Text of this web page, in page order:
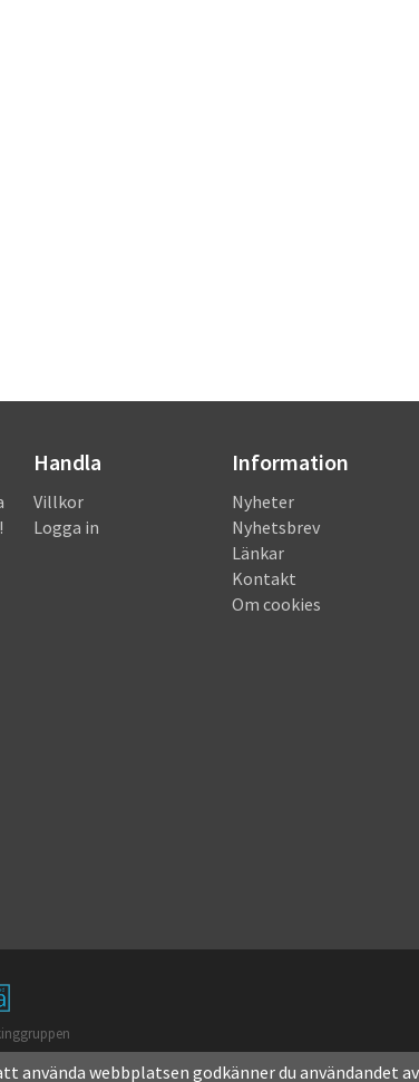
Handla
Villkor
Logga in
Information
Nyheter
Nyhetsbrev
Länkar
Kontakt
Om cookies
använda webbplatsen godkänner du användandet